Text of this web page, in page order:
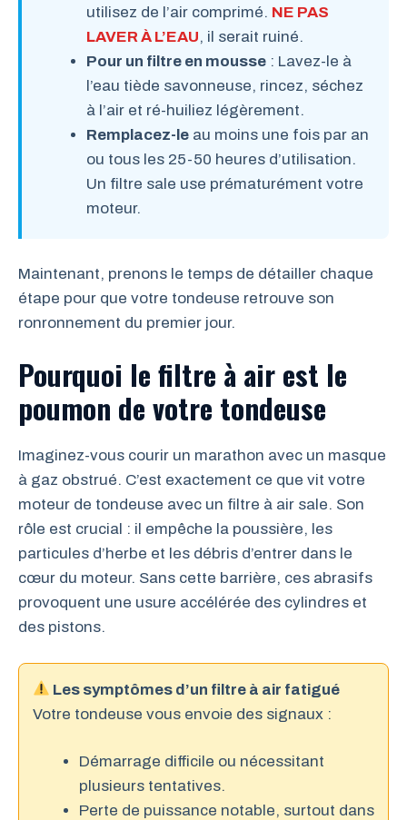
utilisez de l’air comprimé. NE PAS
LAVER À L’EAU, il serait ruiné.
Pour un filtre en mousse : Lavez-le à
l’eau tiède savonneuse, rincez, séchez
à l’air et ré-huiliez légèrement.
Remplacez-le au moins une fois par an
ou tous les 25-50 heures d’utilisation.
Un filtre sale use prématurément votre
moteur.
Maintenant, prenons le temps de détailler chaque
étape pour que votre tondeuse retrouve son
ronronnement du premier jour.
Pourquoi le filtre à air est le
poumon de votre tondeuse
Imaginez-vous courir un marathon avec un masque
à gaz obstrué. C’est exactement ce que vit votre
moteur de tondeuse avec un filtre à air sale. Son
rôle est crucial : il empêche la poussière, les
particules d’herbe et les débris d’entrer dans le
cœur du moteur. Sans cette barrière, ces abrasifs
provoquent une usure accélérée des cylindres et
des pistons.
Les symptômes d’un filtre à air fatigué
Votre tondeuse vous envoie des signaux :
Démarrage difficile ou nécessitant
plusieurs tentatives.
Perte de puissance notable, surtout dans